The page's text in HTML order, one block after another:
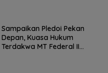
Sampaikan Pledoi Pekan
Depan, Kuasa Hukum
Terdakwa MT Federal II